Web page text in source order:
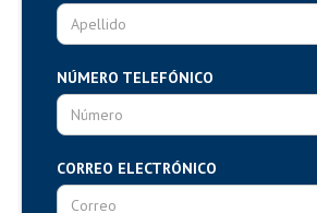
NÚMERO TELEFÓNICO
CORREO ELECTRÓNICO